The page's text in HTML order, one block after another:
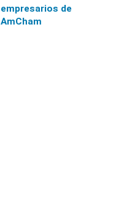
empresarios de
AmCham